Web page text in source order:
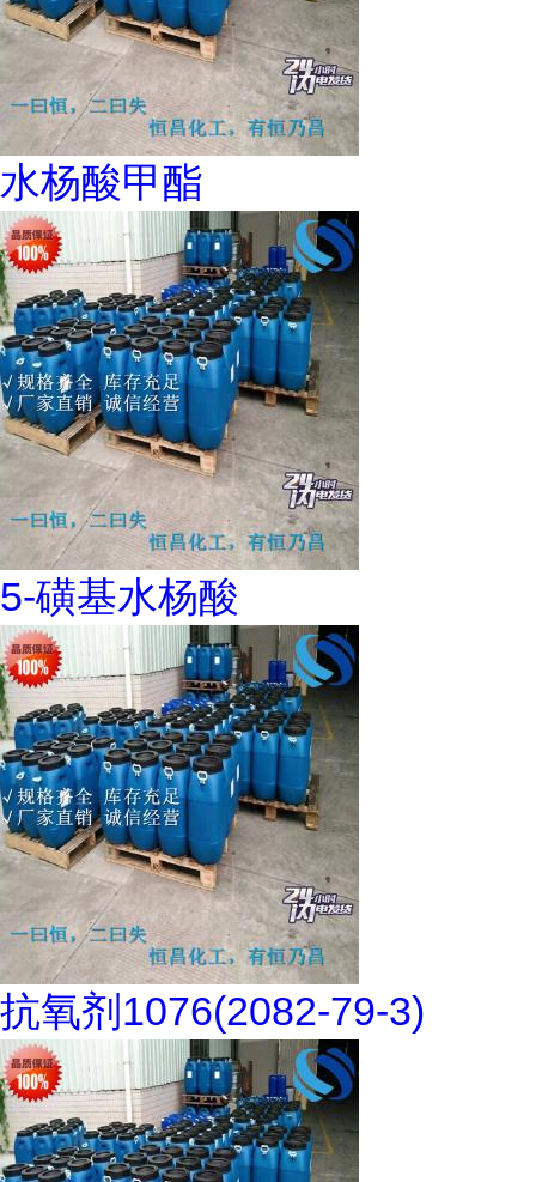
水杨酸甲酯
5-磺基水杨酸
抗氧剂1076(2082-79-3)